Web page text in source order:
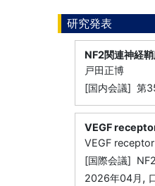
研究発表
NF2関連神経
戸田正博
[国内会議] 第
VEGF
VEGF
[国際会議]
2026年04月 ,